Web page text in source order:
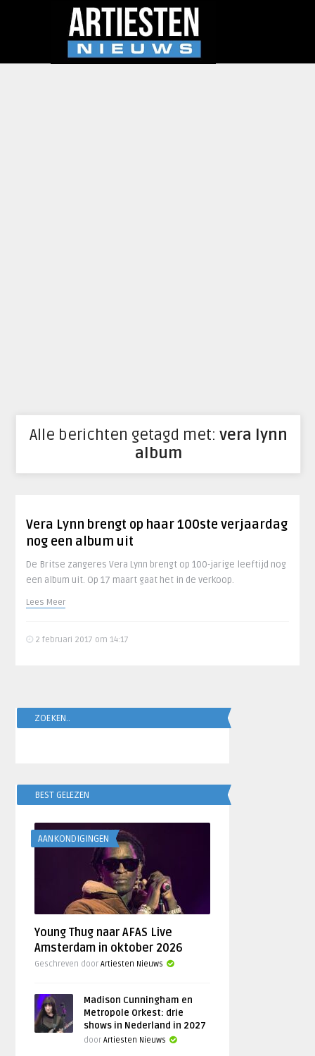
Alle berichten getagd met: vera lynn
album
Vera Lynn brengt op haar 100ste verjaardag
nog een album uit
De Britse zangeres Vera Lynn brengt op 100-jarige leeftijd nog
een album uit. Op 17 maart gaat het in de verkoop.
Lees Meer
2 februari 2017 om 14:17
ZOEKEN..
BEST GELEZEN
AANKONDIGINGEN
Young Thug naar AFAS Live
Amsterdam in oktober 2026
Geschreven doorArtiesten Nieuws
Madison Cunningham en
Metropole Orkest: drie
shows in Nederland in 2027
doorArtiesten Nieuws